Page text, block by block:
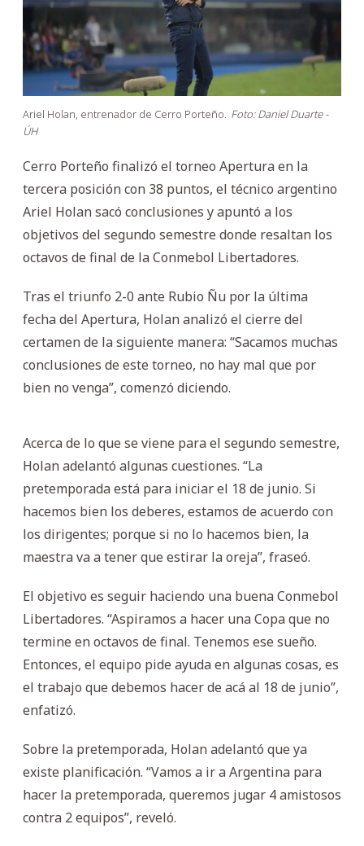
Ariel Holan, entrenador de Cerro Porteño. Foto: Daniel Duarte -
ÚH
Cerro Porteño finalizó el torneo Apertura en la
tercera posición con 38 puntos, el técnico argentino
Ariel Holan sacó conclusiones y apuntó a los
objetivos del segundo semestre donde resaltan los
octavos de final de la Conmebol Libertadores.
Tras el triunfo 2-0 ante Rubio Ñu por la última
fecha del Apertura, Holan analizó el cierre del
certamen de la siguiente manera: “Sacamos muchas
conclusiones de este torneo, no hay mal que por
bien no venga”, comenzó diciendo.
Acerca de lo que se viene para el segundo semestre,
Holan adelantó algunas cuestiones. “La
pretemporada está para iniciar el 18 de junio. Si
hacemos bien los deberes, estamos de acuerdo con
los dirigentes; porque si no lo hacemos bien, la
maestra va a tener que estirar la oreja”, fraseó.
El objetivo es seguir haciendo una buena Conmebol
Libertadores. “Aspiramos a hacer una Copa que no
termine en octavos de final. Tenemos ese sueño.
Entonces, el equipo pide ayuda en algunas cosas, es
el trabajo que debemos hacer de acá al 18 de junio”,
enfatizó.
Sobre la pretemporada, Holan adelantó que ya
existe planificación. “Vamos a ir a Argentina para
hacer la pretemporada, queremos jugar 4 amistosos
contra 2 equipos”, reveló.